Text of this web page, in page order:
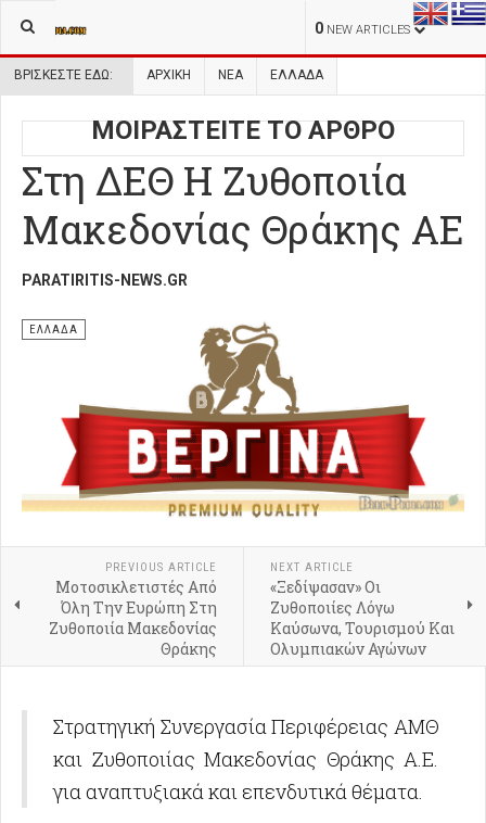
0 NEW ARTICLES
ΒΡΊΣΚΕΣΤΕ ΕΔΏ: ΑΡΧΙΚΉ ΝΕΑ ΕΛΛΑΔΑ
ΜΟΙΡΑΣΤΕΙΤΕ ΤΟ ΑΡΘΡΟ
Στη ΔΕΘ Η Ζυθοποιία
Μακεδονίας Θράκης ΑΕ
PARATIRITIS-NEWS.GR
ΕΛΛΑΔΑ
PREVIOUS ARTICLE
Μοτοσικλετιστές Από
Όλη Την Ευρώπη Στη
Ζυθοποιία Μακεδονίας
Θράκης
NEXT ARTICLE
«Ξεδίψασαν» Οι
Ζυθοποιίες Λόγω
Καύσωνα, Τουρισμού Και
Ολυμπιακών Αγώνων
Στρατηγική Συνεργασία Περιφέρειας ΑΜΘ
και Ζυθοποιίας Μακεδονίας Θράκης Α.Ε.
για αναπτυξιακά και επενδυτικά θέματα.